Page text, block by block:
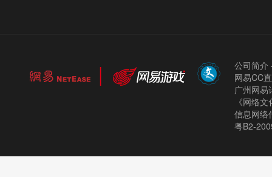
公司简介
网易CC
广州网
《网络
信息网络
粤B2-